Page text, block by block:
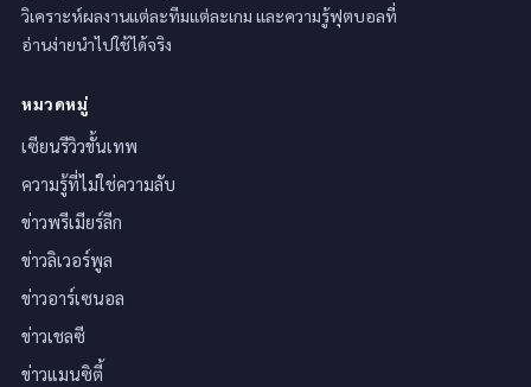
วิเคราะห์ผลงานแต่ละทีมแต่ละเกม และความรู้ฟุตบอลที่
อ่านง่ายนำไปใช้ได้จริง
หมวดหมู่
เซียนรีวิวขั้นเทพ
ความรู้ที่ไม่ใช่ความลับ
ข่าวพรีเมียร์ลีก
ข่าวลิเวอร์พูล
ข่าวอาร์เซนอล
ข่าวเชลซี
ข่าวแมนซิตี้